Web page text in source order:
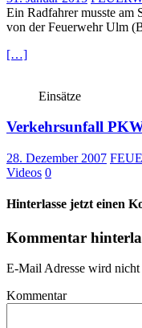
Ein Radfahrer musste am
von der Feuerwehr Ulm
[…]
Einsätze
Verkehrsunfall
28. Dezember 2007
Videos 0
Hinterlasse jetzt einen
Kommentar
E-Mail Adresse wird
Kommentar